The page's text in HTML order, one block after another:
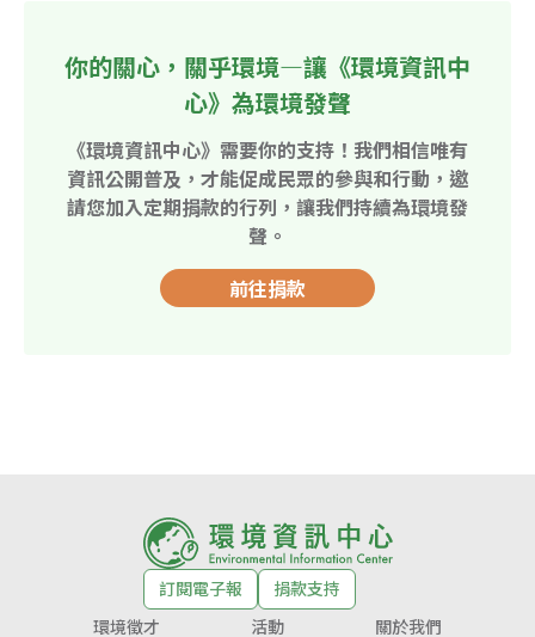
你的關心，關乎環境—讓《環境資訊中
心》為環境發聲
《環境資訊中心》需要你的支持！我們相信唯有
資訊公開普及，才能促成民眾的參與和行動，邀
請您加入定期捐款的行列，讓我們持續為環境發
聲。
前往捐款
訂閱電子報
捐款支持
環境徵才
活動 關於我們